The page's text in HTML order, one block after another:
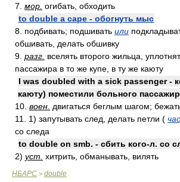
7. мор. огибать, обходить
to double a cape - обогнуть мыс
8. подбивать; подшивать или
обшивать, делать обшивку
9. разг. вселять второго жильца,
пассажира в то же купе, в ту же каюту
I was doubled with a sick passenger -
каюту) поместили больного
10. воен. двигаться беглым шагом;
11. 1) запутывать след, делать петли (
со следа
to double on smb. - сбить кого-л. со
2) уст. хитрить, обманывать, вилять
НБАРС > double